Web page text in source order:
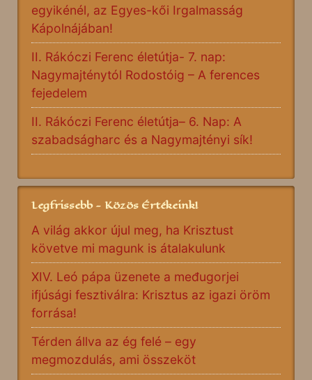
egyikénél, az Egyes-kői Irgalmasság
Kápolnájában!
II. Rákóczi Ferenc életútja- 7. nap:
Nagymajténytól Rodostóig – A ferences
fejedelem
II. Rákóczi Ferenc életútja– 6. Nap: A
szabadságharc és a Nagymajtényi sík!
Legfrissebb - Közös Értékeink!
A világ akkor újul meg, ha Krisztust
követve mi magunk is átalakulunk
XIV. Leó pápa üzenete a međugorjei
ifjúsági fesztiválra: Krisztus az igazi öröm
forrása!
Térden állva az ég felé – egy
megmozdulás, ami összeköt